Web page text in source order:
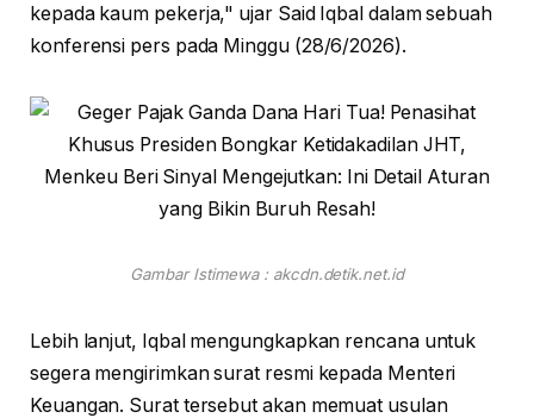
kepada kaum pekerja," ujar Said Iqbal dalam sebuah
konferensi pers pada Minggu (28/6/2026).
Gambar Istimewa : akcdn.detik.net.id
Lebih lanjut, Iqbal mengungkapkan rencana untuk
segera mengirimkan surat resmi kepada Menteri
Keuangan. Surat tersebut akan memuat usulan